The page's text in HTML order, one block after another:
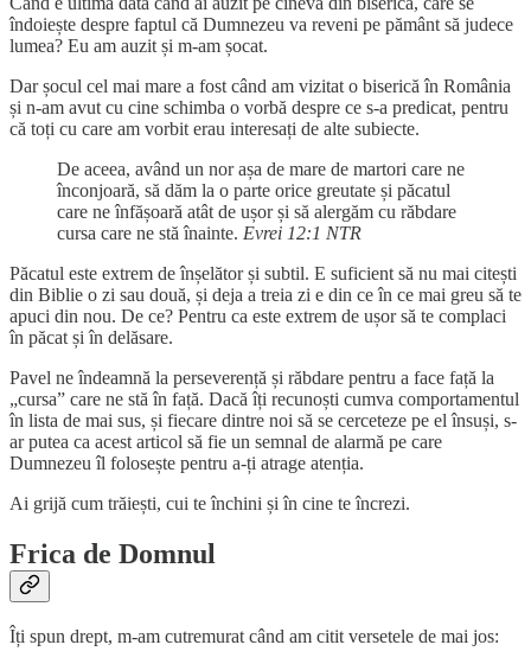
îndoiește despre faptul că Dumnezeu va reveni pe pământ să judece
lumea? Eu am auzit și m-am șocat.
Dar șocul cel mai mare a fost când am vizitat o biserică în România
și n-am avut cu cine schimba o vorbă despre ce s-a predicat, pentru
că toți cu care am vorbit erau interesați de alte subiecte.
De aceea, având un nor așa de mare de martori care ne
înconjoară, să dăm la o parte orice greutate și păcatul
care ne înfășoară atât de ușor și să alergăm cu răbdare
cursa care ne stă înainte. Evrei 12:1 NTR
Păcatul este extrem de înșelător și subtil. E suficient să nu mai citești
din Biblie o zi sau două, și deja a treia zi e din ce în ce mai greu să te
apuci din nou. De ce? Pentru ca este extrem de ușor să te complaci
în păcat și în delăsare.
Pavel ne îndeamnă la perseverență și răbdare pentru a face față la
„cursa” care ne stă în față. Dacă îți recunoști cumva comportamentul
în lista de mai sus, și fiecare dintre noi să se cerceteze pe el însuși, s-
ar putea ca acest articol să fie un semnal de alarmă pe care
Dumnezeu îl folosește pentru a-ți atrage atenția.
Ai grijă cum trăiești, cui te închini și în cine te încrezi.
Frica de Domnul
Îți spun drept, m-am cutremurat când am citit versetele de mai jos: